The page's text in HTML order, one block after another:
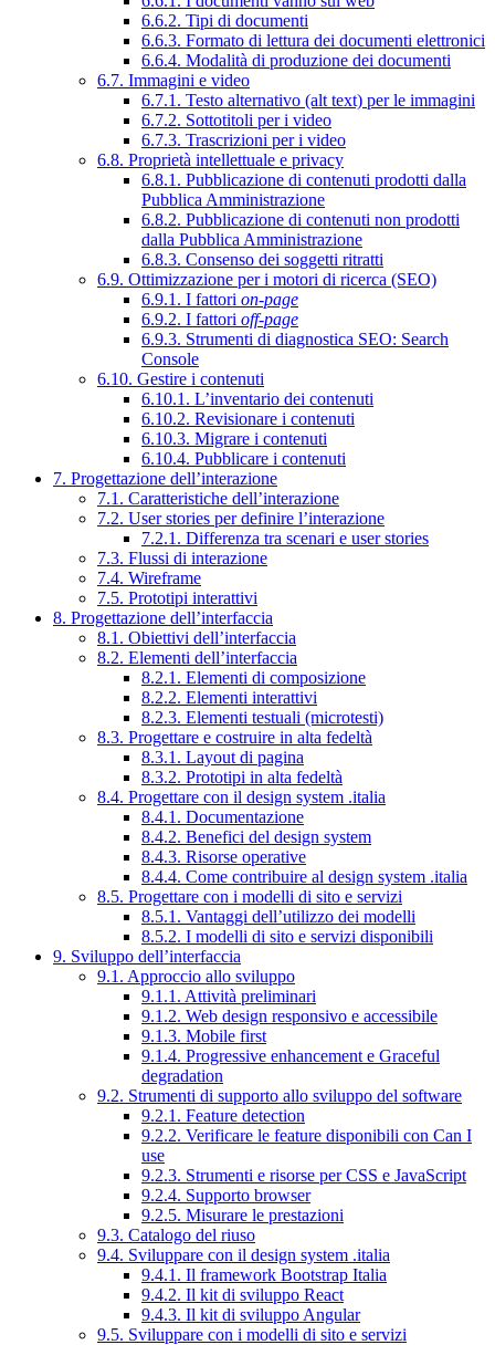
6.6.2. Tipi di documenti
6.6.3. Formato di lettura dei documenti elettronici
6.6.4. Modalità di produzione dei documenti
6.7. Immagini e video
6.7.1. Testo alternativo (alt text) per le immagini
6.7.2. Sottotitoli per i video
6.7.3. Trascrizioni per i video
6.8. Proprietà intellettuale e privacy
6.8.1. Pubblicazione di contenuti prodotti dalla
Pubblica Amministrazione
6.8.2. Pubblicazione di contenuti non prodotti
dalla Pubblica Amministrazione
6.8.3. Consenso dei soggetti ritratti
6.9. Ottimizzazione per i motori di ricerca (SEO)
6.9.1. I fattori on-page
6.9.2. I fattori off-page
6.9.3. Strumenti di diagnostica SEO: Search
Console
6.10. Gestire i contenuti
6.10.1. L’inventario dei contenuti
6.10.2. Revisionare i contenuti
6.10.3. Migrare i contenuti
6.10.4. Pubblicare i contenuti
7. Progettazione dell’interazione
7.1. Caratteristiche dell’interazione
7.2. User stories per definire l’interazione
7.2.1. Differenza tra scenari e user stories
7.3. Flussi di interazione
7.4. Wireframe
7.5. Prototipi interattivi
8. Progettazione dell’interfaccia
8.1. Obiettivi dell’interfaccia
8.2. Elementi dell’interfaccia
8.2.1. Elementi di composizione
8.2.2. Elementi interattivi
8.2.3. Elementi testuali (microtesti)
8.3. Progettare e costruire in alta fedeltà
8.3.1. Layout di pagina
8.3.2. Prototipi in alta fedeltà
8.4. Progettare con il design system .italia
8.4.1. Documentazione
8.4.2. Benefici del design system
8.4.3. Risorse operative
8.4.4. Come contribuire al design system .italia
8.5. Progettare con i modelli di sito e servizi
8.5.1. Vantaggi dell’utilizzo dei modelli
8.5.2. I modelli di sito e servizi disponibili
9. Sviluppo dell’interfaccia
9.1. Approccio allo sviluppo
9.1.1. Attività preliminari
9.1.2. Web design responsivo e accessibile
9.1.3. Mobile first
9.1.4. Progressive enhancement e Graceful
degradation
9.2. Strumenti di supporto allo sviluppo del software
9.2.1. Feature detection
9.2.2. Verificare le feature disponibili con Can I
use
9.2.3. Strumenti e risorse per CSS e JavaScript
9.2.4. Supporto browser
9.2.5. Misurare le prestazioni
9.3. Catalogo del riuso
9.4. Sviluppare con il design system .italia
9.4.1. Il framework Bootstrap Italia
9.4.2. Il kit di sviluppo React
9.4.3. Il kit di sviluppo Angular
9.5. Sviluppare con i modelli di sito e servizi